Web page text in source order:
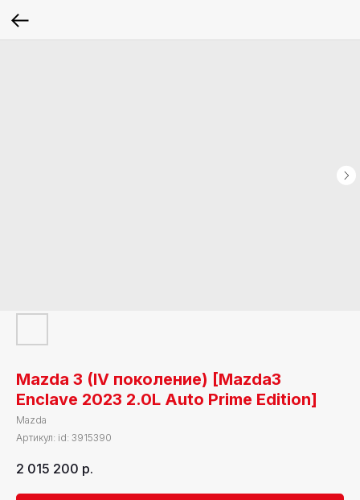
Mazda 3 (IV поколение) [Mazda3
Enclave 2023 2.0L Auto Prime Edition]
Mazda
Артикул: id: 3915390
2 015 200 р.